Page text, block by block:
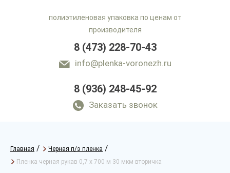
полиэтиленовая упаковка по ценам от
производителя
8 (473) 228-70-43
info@plenka-voronezh.ru
8 (936) 248-45-92
Заказать звонок
Главная / Черная п/э пленка /
Пленка черная рукав 0,7 х 700 м 30 мкм вторичка